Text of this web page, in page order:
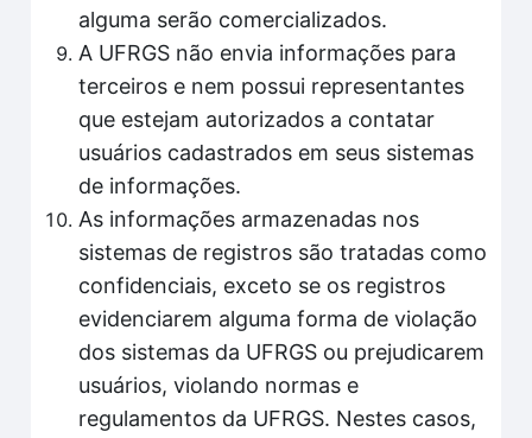
alguma serão comercializados.
A UFRGS não envia informações para
terceiros e nem possui representantes
que estejam autorizados a contatar
usuários cadastrados em seus sistemas
de informações.
As informações armazenadas nos
sistemas de registros são tratadas como
confidenciais, exceto se os registros
evidenciarem alguma forma de violação
dos sistemas da UFRGS ou prejudicarem
usuários, violando normas e
regulamentos da UFRGS. Nestes casos,